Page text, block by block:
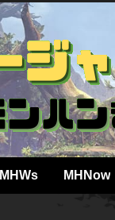
MHWs MHNow